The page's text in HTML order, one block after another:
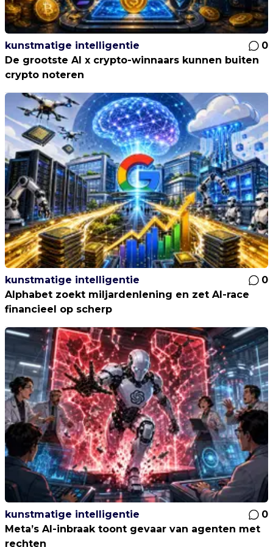
kunstmatige intelligentie
0
De grootste AI x crypto-winnaars kunnen buiten
crypto noteren
kunstmatige intelligentie
0
Alphabet zoekt miljardenlening en zet AI-race
financieel op scherp
kunstmatige intelligentie
0
Meta’s AI-inbraak toont gevaar van agenten met
rechten